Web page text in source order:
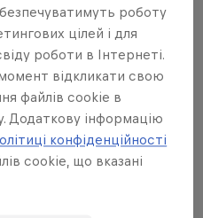
роботу
цілей і для
роботи в Інтернеті.
відкликати свою
файлів cookie в
Додаткову інформацію
конфіденційності
cookie, що вказані